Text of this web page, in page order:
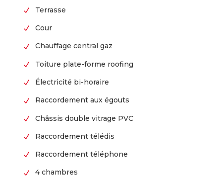
N Terrasse
N Cour
N Chauffage central gaz
N Toiture plate-forme roofing
N Électricité bi-horaire
N Raccordement aux égouts
N Châssis double vitrage PVC
N Raccordement télédis
N Raccordement téléphone
N 4 chambres